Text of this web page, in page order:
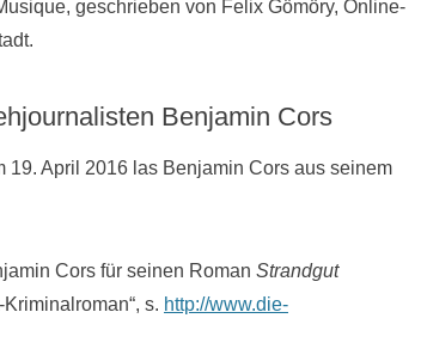
geschrieben von Felix Gömöry, Online-
Benjamin Cors
April 2016 las Benjamin Cors aus seinem
Cors für seinen Roman Strandgut
s. http://www.die-